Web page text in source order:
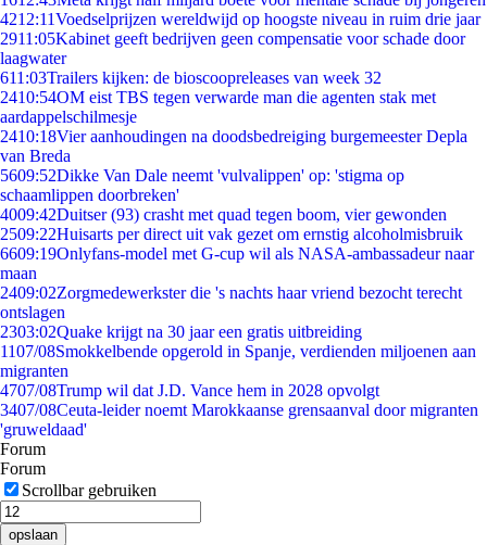
4212:11Voedselprijzen wereldwijd op hoogste niveau in ruim drie jaar
2911:05Kabinet geeft bedrijven geen compensatie voor schade door
laagwater
611:03Trailers kijken: de bioscoopreleases van week 32
2410:54OM eist TBS tegen verwarde man die agenten stak met
aardappelschilmesje
2410:18Vier aanhoudingen na doodsbedreiging burgemeester Depla
van Breda
5609:52Dikke Van Dale neemt 'vulvalippen' op: 'stigma op
schaamlippen doorbreken'
4009:42Duitser (93) crasht met quad tegen boom, vier gewonden
2509:22Huisarts per direct uit vak gezet om ernstig alcoholmisbruik
6609:19Onlyfans-model met G-cup wil als NASA-ambassadeur naar
maan
2409:02Zorgmedewerkster die 's nachts haar vriend bezocht terecht
ontslagen
2303:02Quake krijgt na 30 jaar een gratis uitbreiding
1107/08Smokkelbende opgerold in Spanje, verdienden miljoenen aan
migranten
4707/08Trump wil dat J.D. Vance hem in 2028 opvolgt
3407/08Ceuta-leider noemt Marokkaanse grensaanval door migranten
'gruweldaad'
Forum
Forum
Scrollbar gebruiken
opslaan